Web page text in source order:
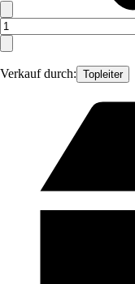
Verkauf durch: Topleiter